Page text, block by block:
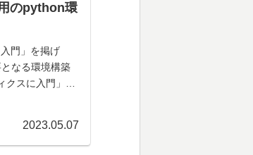
のpython環
門」を掲げ
なる環境構築
スに入門」と
2023.05.07